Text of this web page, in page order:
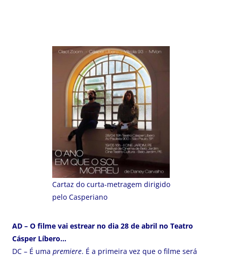
Cartaz do curta-metragem dirigido
pelo Casperiano
AD – O filme vai estrear no dia 28 de abril no Teatro
Cásper Líbero…
DC – É uma premiere. É a primeira vez que o filme será